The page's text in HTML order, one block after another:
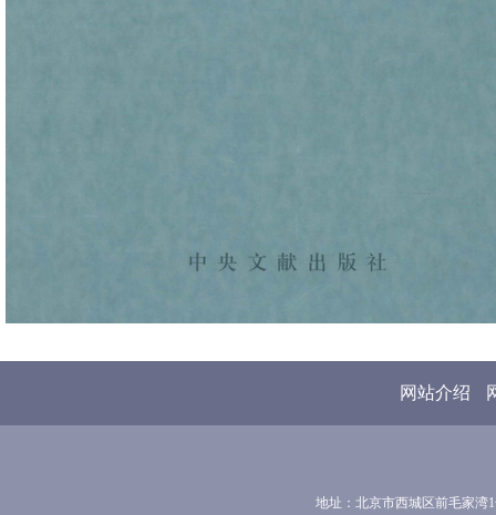
网站介绍
地址：北京市西城区前毛家湾